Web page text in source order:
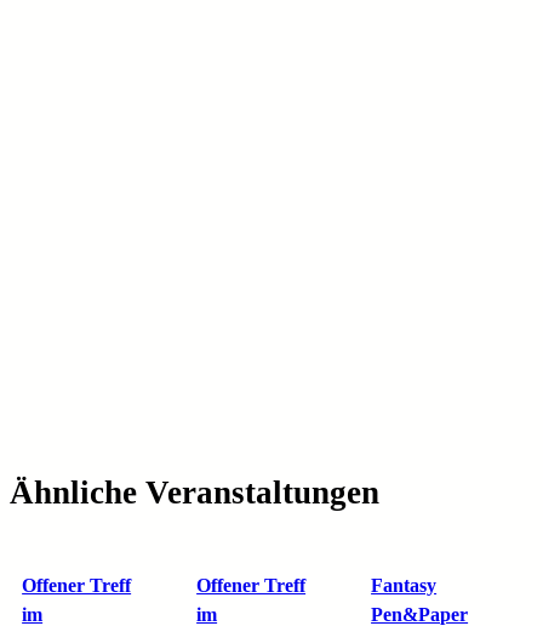
Ähnliche Veranstaltungen
Offener Treff
im
Offener Treff
im
Fantasy
Pen&Paper